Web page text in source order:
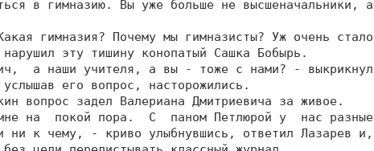
в гимназию. Вы уже больше не высшеначальники, а
гимназия? Почему мы гимназисты? Уж очень стало
эту тишину конопатый Сашка Бобырь.
а наши учителя, а вы - тоже с нами? - выкрикнул
его вопрос, насторожились.
вопрос задел Валериана Дмитриевича за живое.
на  покой пора.  С  паном Петлюрой у  нас разные
ни к чему, - криво улыбнувшись, ответил Лазарев и,